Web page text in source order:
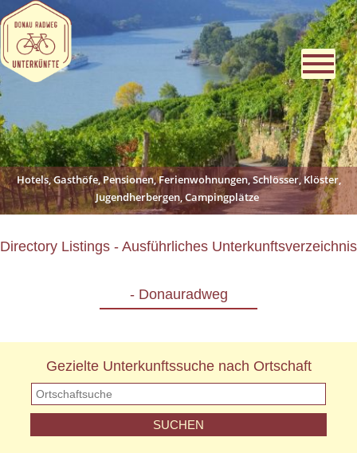
Hotels, Gasthöfe, Pensionen, Ferienwohnungen, Schlösser, Klöster,
Jugendherbergen, Campingplätze
Directory Listings - Ausführliches Unterkunftsverzeichnis
- Donauradweg
Gezielte Unterkunftssuche nach Ortschaft